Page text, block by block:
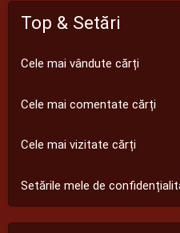
Top & Setări
Cele mai vândute cărți
Cele mai comentate cărți
Cele mai vizitate cărți
Setările mele de